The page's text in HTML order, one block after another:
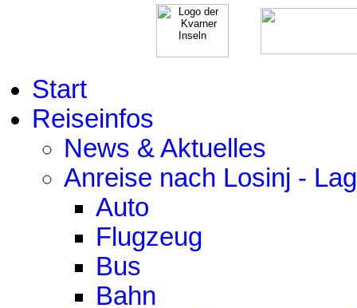
Start
Reiseinfos
News & Aktuelles
Anreise nach Losinj -
Auto
Flugzeug
Bus
Bahn